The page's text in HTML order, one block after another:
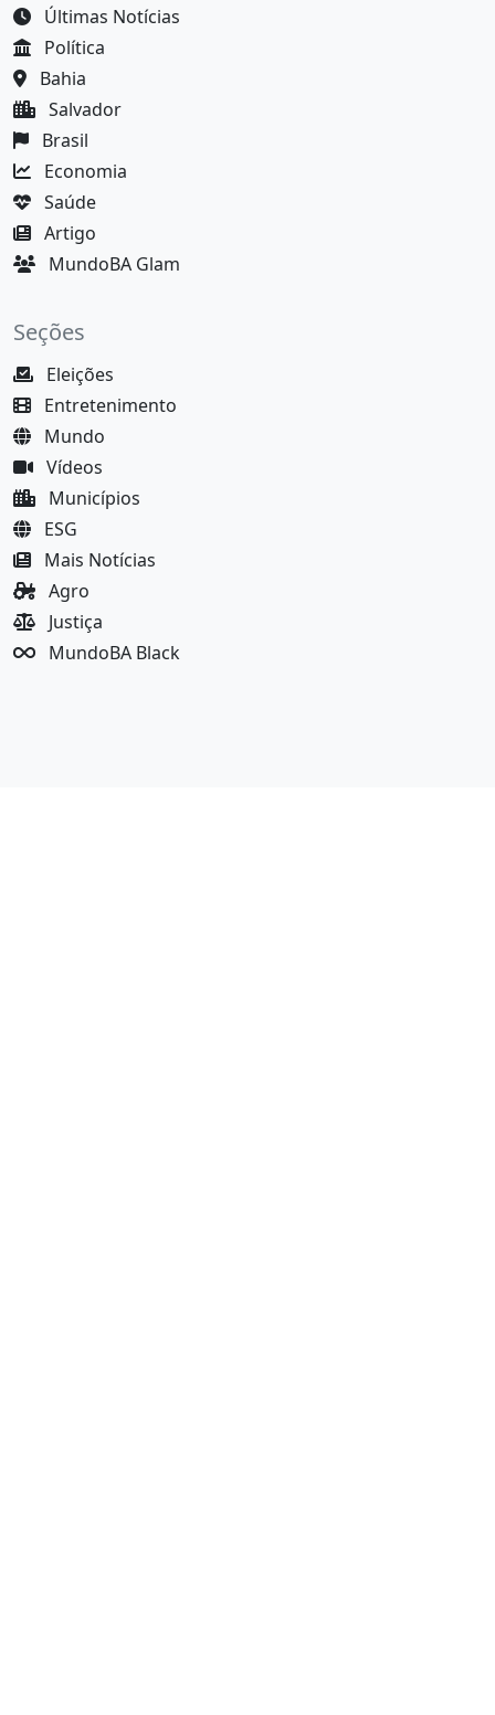
Últimas Notícias
Política
Bahia
Salvador
Brasil
Economia
Saúde
Artigo
MundoBA Glam
Seções
Eleições
Entretenimento
Mundo
Vídeos
Municípios
ESG
Mais Notícias
Agro
Justiça
MundoBA Black